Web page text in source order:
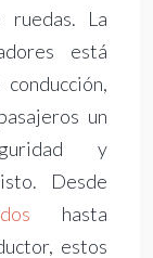
ruedas. La
está
un
y
Desde
hasta
estos